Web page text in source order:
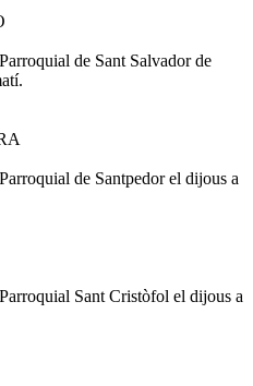
de Sant Salvador de
de Santpedor el dijous a
Sant Cristòfol el dijous a